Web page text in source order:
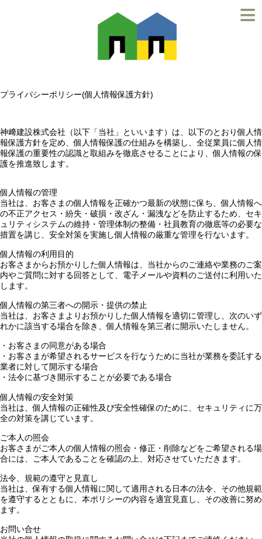
プライバシーポリシー(個人情報保護方針)
神﨑建設株式会社（以下「当社」といいます）は、以下のとおり個人情
報保護方針を定め、個人情報保護の仕組みを構築し、全従業員に個人情
報保護の重要性の認識と取組みを徹底させることにより、個人情報の保
護を推進致します。
個人情報の管理
当社は、お客さまの個人情報を正確かつ最新の状態に保ち、個人情報へ
の不正アクセス・紛失・破損・改ざん・漏洩などを防止するため、セキ
ュリティシステムの維持・管理体制の整備・社員教育の徹底等の必要な
措置を講じ、安全対策を実施し個人情報の厳重な管理を行ないます。
個人情報の利用目的
お客さまからお預かりした個人情報は、当社からのご連絡や業務のご案
内やご質問に対する回答として、電子メールや資料のご送付に利用いた
します。
個人情報の第三者への開示・提供の禁止
当社は、お客さまよりお預かりした個人情報を適切に管理し、次のいず
れかに該当する場合を除き、個人情報を第三者に開示いたしません。
・お客さまの同意がある場合
・お客さまが希望されるサービスを行なうために当社が業務を委託する
業者に対して開示する場合
・法令に基づき開示することが必要である場合
個人情報の安全対策
当社は、個人情報の正確性及び安全性確保のために、セキュリティに万
全の対策を講じています。
ご本人の照会
お客さまがご本人の個人情報の照会・修正・削除などをご希望される場
合には、ご本人であることを確認の上、対応させていただきます。
法令、規範の遵守と見直し
当社は、保有する個人情報に関して適用される日本の法令、その他規範
を遵守するとともに、本ポリシーの内容を適宜見直し、その改善に努め
ます。
お問い合せ
≡